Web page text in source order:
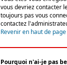
vous devriez contacter
toujours pas vous
contactez
Revenir en haut de page
Pourquoi n'ai-je pas